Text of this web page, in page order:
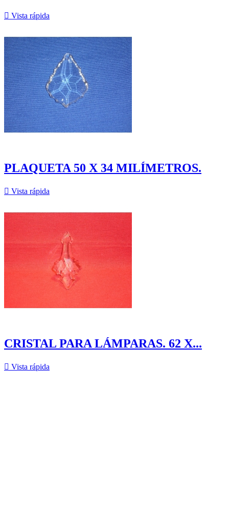
 Vista rápida
PLAQUETA 50 X 34 MILÍMETROS.
 Vista rápida
CRISTAL PARA LÁMPARAS. 62 X...
 Vista rápida